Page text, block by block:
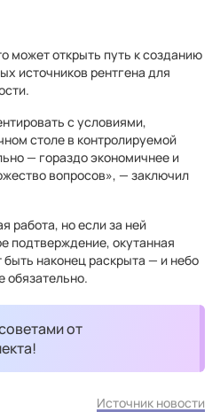
может открыть путь к созданию
источников рентгена для
с условиями,
столе в контролируемой
— гораздо экономичнее и
вопросов», — заключил
работа, но если за ней
подтверждение, окутанная
наконец раскрыта — и небо
обязательно.
от
Источник новости